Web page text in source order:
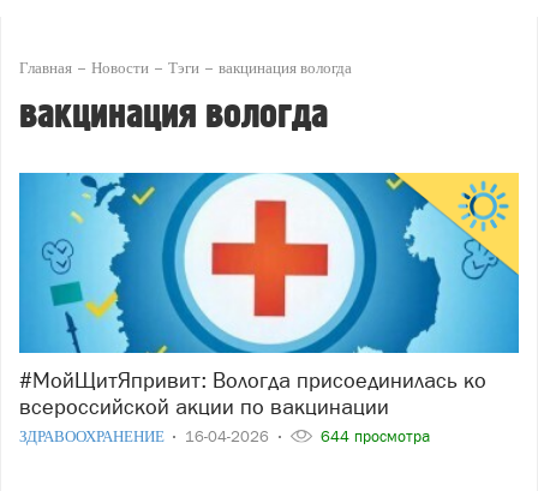
Главная Новости Тэги вакцинация вологда
вакцинация вологда
#МойЩитЯпривит: Вологда присоединилась ко
всероссийской акции по вакцинации
ЗДРАВООХРАНЕНИЕ 16-04-2026 644 просмотра